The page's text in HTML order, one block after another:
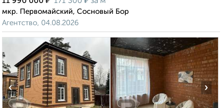
мкр. Первомайский, Сосновый Бор
Агентство, 04.08.2026
‹ ›